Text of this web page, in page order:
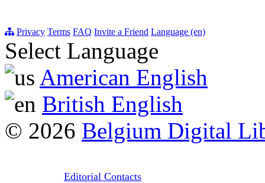
Privacy Terms FAQ Invite a Friend Language (en)
Select Language
American English
British English
© 2026 Belgium Digital
Editorial Contacts